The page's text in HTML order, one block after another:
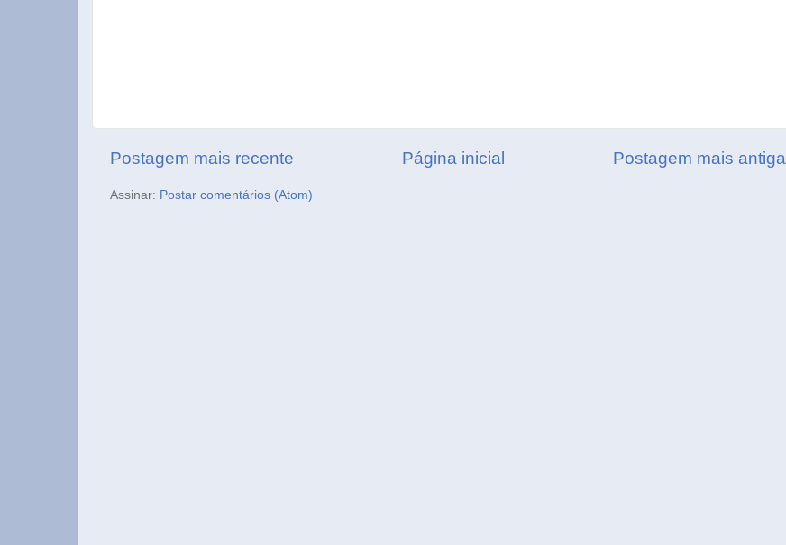
Postagem mais recente Postagem mais antiga
Página inicial
Assinar: Postar comentários (Atom)